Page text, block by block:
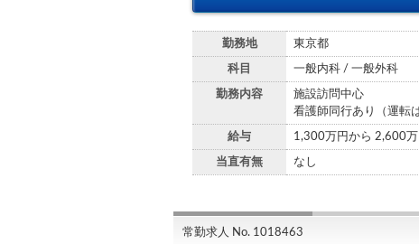
勤務地 東京都
科目 一般内科 / 一般外科
勤務内容
施設訪問中心
看護師同行あり（運転
給与 1,300万円から 2,600
当直有無 なし
常勤求人 No. 1018463